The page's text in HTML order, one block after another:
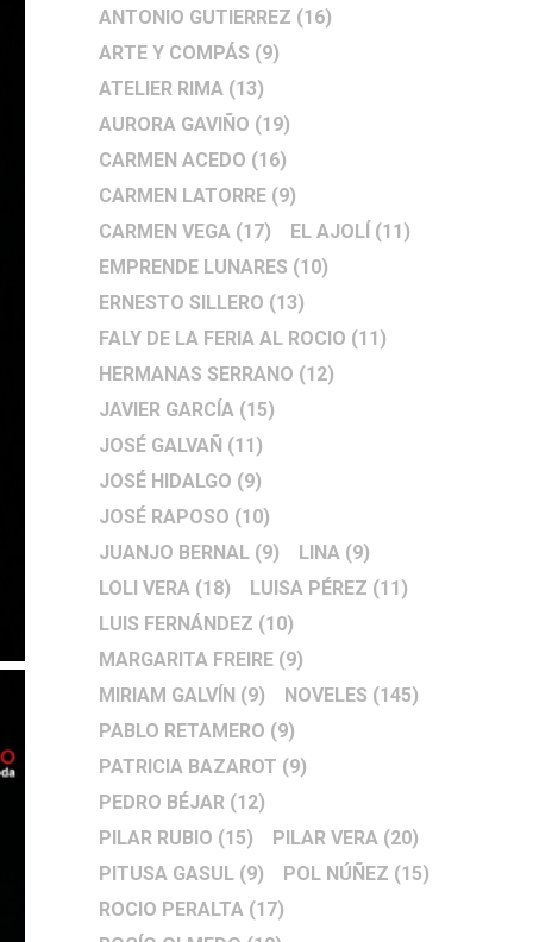
ANTONIO GUTIERREZ (16)
ARTE Y COMPÁS (9)
ATELIER RIMA (13)
AURORA GAVIÑO (19)
CARMEN ACEDO (16)
CARMEN LATORRE (9)
CARMEN VEGA (17) EL AJOLÍ (11)
EMPRENDE LUNARES (10)
ERNESTO SILLERO (13)
FALY DE LA FERIA AL ROCIO (11)
HERMANAS SERRANO (12)
JAVIER GARCÍA (15)
JOSÉ GALVAÑ (11)
JOSÉ HIDALGO (9)
JOSÉ RAPOSO (10)
JUANJO BERNAL (9) LINA (9)
LOLI VERA (18) LUISA PÉREZ (11)
LUIS FERNÁNDEZ (10)
MARGARITA FREIRE (9)
MIRIAM GALVÍN (9) NOVELES (145)
PABLO RETAMERO (9)
PATRICIA BAZAROT (9)
PEDRO BÉJAR (12)
PILAR RUBIO (15) PILAR VERA (20)
PITUSA GASUL (9) POL NÚÑEZ (15)
ROCIO PERALTA (17)